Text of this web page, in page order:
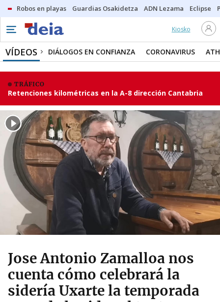
Robos en playas Guardias Osakidetza ADN Lezama Eclipse
Kiosko
VÍDEOS DIÁLOGOS EN CONFIANZA CORONAVIRUS
TRÁFICO
Retenciones kilométricas en la A-8 dirección Cantabria
Jose Antonio Zamalloa nos
cuenta cómo celebrará la
sidería Uxarte la temporada